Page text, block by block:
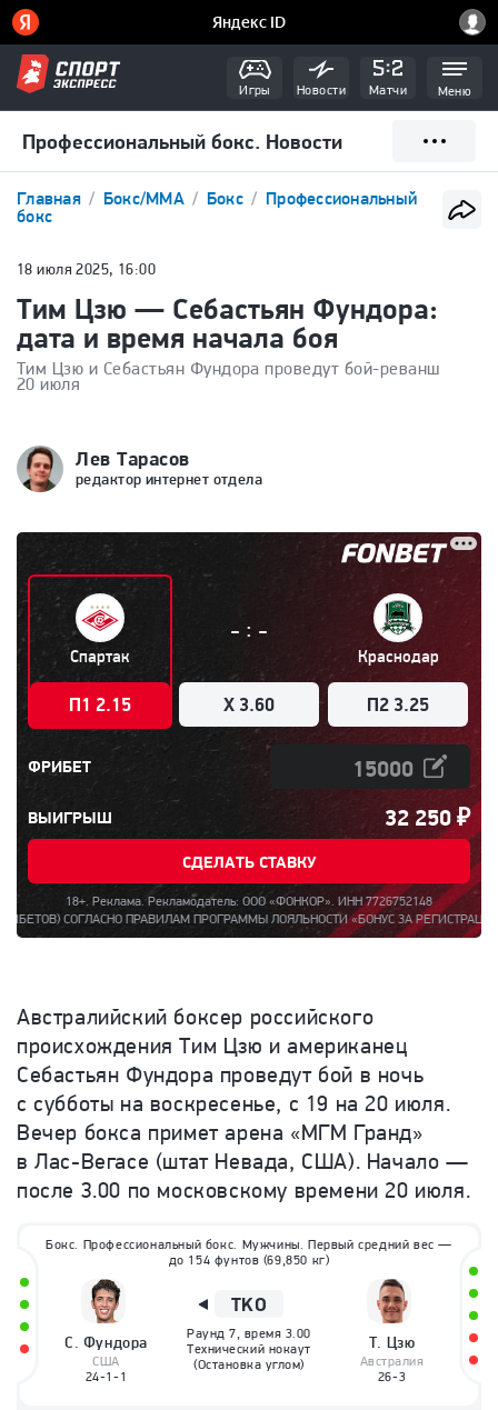
Игры Новости Матчи Меню
Профессиональный бокс. Новости
Главная Бокс/ММА Бокс
Профессиональный
бокс
18 июля 2025, 16:00
Тим Цзю — Себастьян Фундора:
дата и время начала боя
Тим Цзю и Себастьян Фундора проведут бой-реванш
20 июля
Лев Тарасов
редактор интернет отдела
Спартак
П1 2.15
- : -
X 3.60
Краснодар
П2 3.25
ФРИБЕТ
ВЫИГРЫШ 32 250₽
СДЕЛАТЬ СТАВКУ
18+. Реклама. Рекламодатель: ООО «ФОНКОР». ИНН 7726752148
ПРАВИЛАМ ПРОГРАММЫ ЛОЯЛЬНОСТИ «БОНУС ЗА РЕГИСТРАЦИЮ ДО
Австралийский боксер российского
происхождения Тим Цзю и американец
Себастьян Фундора проведут бой в ночь
с субботы на воскресенье, с 19 на 20 июля.
Вечер бокса примет арена «МГМ Гранд»
в Лас-Вегасе (штат Невада, США). Начало —
после 3.00 по московскому времени 20 июля.
Бокс. Профессиональный бокс. Мужчины. Первый средний вес —
до 154 фунтов (69,850 кг)
С. Фундора
США
24-1-1
TKO
Раунд7, время 3.00
Технический нокаут
(Остановка углом)
Т. Цзю
Австралия
26-3